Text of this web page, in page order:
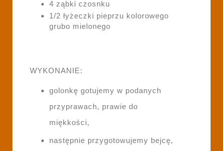
4 ząbki czosnku
1/2 łyżeczki pieprzu kolorowego
grubo mielonego
WYKONANIE:
golonkę gotujemy w podanych
przyprawach, prawie do
miękkości,
następnie przygotowujemy bejcę,